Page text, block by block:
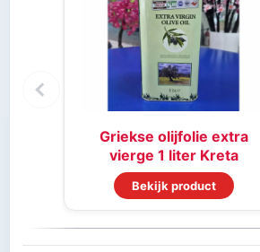
Griekse olijfolie extra
vierge 1 liter Kreta
Bekijk product